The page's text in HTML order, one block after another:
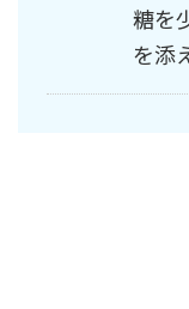
糖を
を添